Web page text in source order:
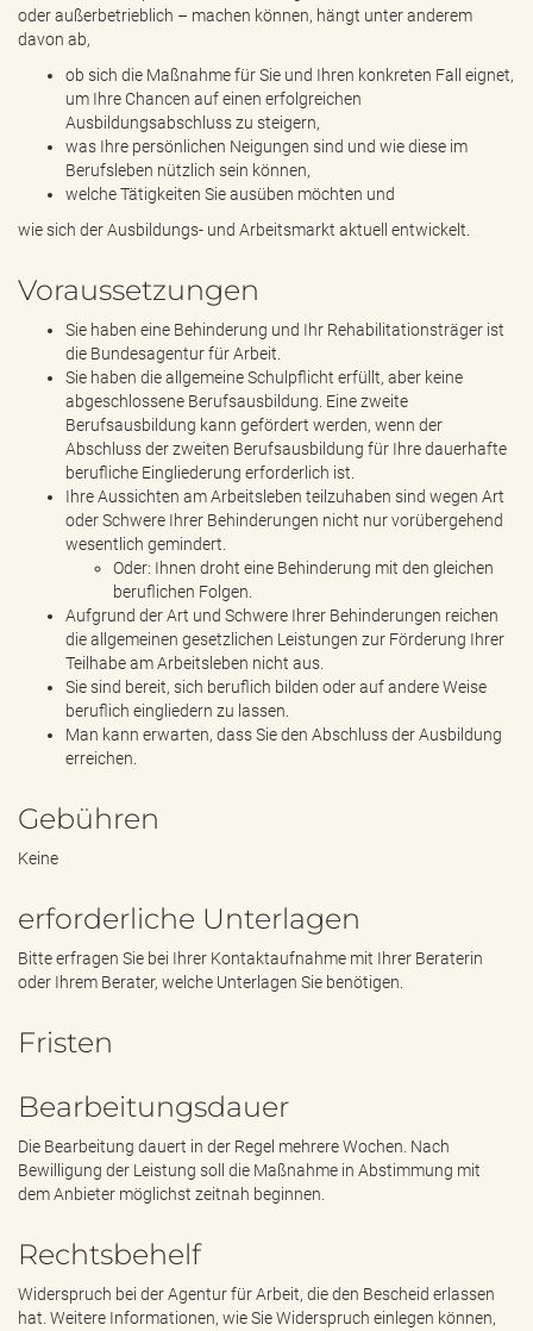
oder außerbetrieblich – machen können, hängt unter anderem
davon ab,
ob sich die Maßnahme für Sie und Ihren konkreten Fall eignet,
um Ihre Chancen auf einen erfolgreichen
Ausbildungsabschluss zu steigern,
was Ihre persönlichen Neigungen sind und wie diese im
Berufsleben nützlich sein können,
welche Tätigkeiten Sie ausüben möchten und
wie sich der Ausbildungs- und Arbeitsmarkt aktuell entwickelt.
Voraussetzungen
Sie haben eine Behinderung und Ihr Rehabilitationsträger ist
die Bundesagentur für Arbeit.
Sie haben die allgemeine Schulpflicht erfüllt, aber keine
abgeschlossene Berufsausbildung. Eine zweite
Berufsausbildung kann gefördert werden, wenn der
Abschluss der zweiten Berufsausbildung für Ihre dauerhafte
berufliche Eingliederung erforderlich ist.
Ihre Aussichten am Arbeitsleben teilzuhaben sind wegen Art
oder Schwere Ihrer Behinderungen nicht nur vorübergehend
wesentlich gemindert.
Oder: Ihnen droht eine Behinderung mit den gleichen
beruflichen Folgen.
Aufgrund der Art und Schwere Ihrer Behinderungen reichen
die allgemeinen gesetzlichen Leistungen zur Förderung Ihrer
Teilhabe am Arbeitsleben nicht aus.
Sie sind bereit, sich beruflich bilden oder auf andere Weise
beruflich eingliedern zu lassen.
Man kann erwarten, dass Sie den Abschluss der Ausbildung
erreichen.
Gebühren
Keine
erforderliche Unterlagen
Bitte erfragen Sie bei Ihrer Kontaktaufnahme mit Ihrer Beraterin
oder Ihrem Berater, welche Unterlagen Sie benötigen.
Fristen
Bearbeitungsdauer
Die Bearbeitung dauert in der Regel mehrere Wochen. Nach
Bewilligung der Leistung soll die Maßnahme in Abstimmung mit
dem Anbieter möglichst zeitnah beginnen.
Rechtsbehelf
Widerspruch bei der Agentur für Arbeit, die den Bescheid erlassen
hat. Weitere Informationen, wie Sie Widerspruch einlegen können,